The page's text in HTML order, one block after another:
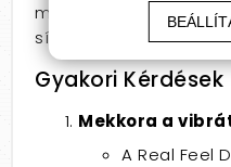
most, és élvezd a
síkosítóval a még
Gyakori Kérdések
Mekkora a
A Real Feel